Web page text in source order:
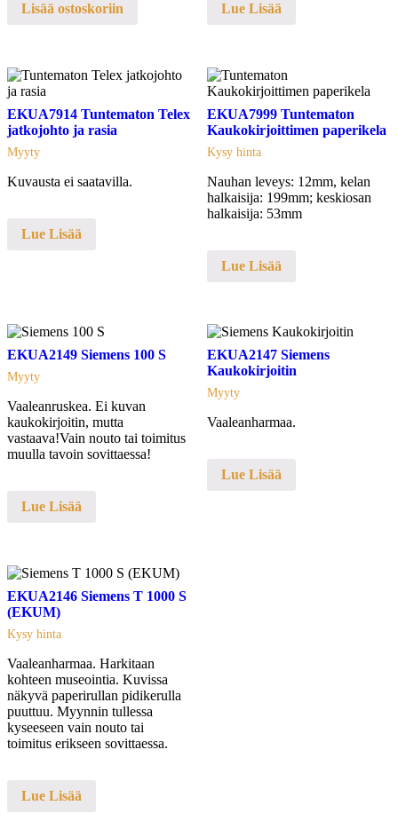
Lisää ostoskoriin Lue Lisää
EKUA7914 Tuntematon Telex
jatkojohto ja rasia
Myyty
Kuvausta ei saatavilla.
Lue Lisää
EKUA7999 Tuntematon
Kaukokirjoittimen paperikela
Kysy hinta
Nauhan leveys: 12mm, kelan
halkaisija: 199mm; keskiosan
halkaisija: 53mm
Lue Lisää
EKUA2149 Siemens 100 S
Myyty
Vaaleanruskea. Ei kuvan
kaukokirjoitin, mutta
vastaava!Vain nouto tai toimitus
muulla tavoin sovittaessa!
Lue Lisää
EKUA2147 Siemens
Kaukokirjoitin
Myyty
Vaaleanharmaa.
Lue Lisää
EKUA2146 Siemens T 1000 S
(EKUM)
Kysy hinta
Vaaleanharmaa. Harkitaan
kohteen museointia. Kuvissa
näkyvä paperirullan pidikerulla
puuttuu. Myynnin tullessa
kyseeseen vain nouto tai
toimitus erikseen sovittaessa.
Lue Lisää